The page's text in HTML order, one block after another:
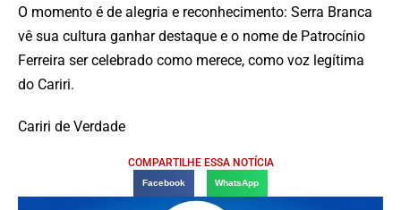
O momento é de alegria e reconhecimento: Serra Branca
vê sua cultura ganhar destaque e o nome de Patrocínio
Ferreira ser celebrado como merece, como voz legítima
do Cariri.
Cariri de Verdade
COMPARTILHE ESSA NOTÍCIA
Facebook WhatsApp